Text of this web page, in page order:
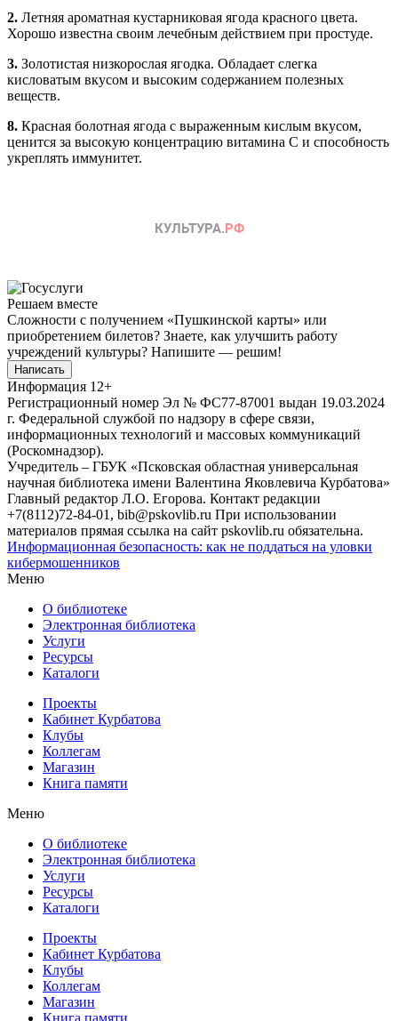
2. Летняя ароматная кустарниковая ягода красного цвета.
Хорошо известна своим лечебным действием при простуде.
3. Золотистая низкорослая ягодка. Обладает слегка
кисловатым вкусом и высоким содержанием полезных
веществ.
8. Красная болотная ягода с выраженным кислым вкусом,
ценится за высокую концентрацию витамина C и способность
укреплять иммунитет.
Решаем вместе
Сложности с получением «Пушкинской карты» или
приобретением билетов? Знаете, как улучшить работу
учреждений культуры? Напишите — решим!
Написать
Информация 12+
Регистрационный номер Эл № ФС77-87001 выдан 19.03.2024
г. Федеральной службой по надзору в сфере связи,
информационных технологий и массовых коммуникаций
(Роскомнадзор).
Учредитель – ГБУК «Псковская областная универсальная
научная библиотека имени Валентина Яковлевича Курбатова»
Главный редактор Л.О. Егорова. Контакт редакции
+7(8112)72-84-01, bib@pskovlib.ru При использовании
материалов прямая ссылка на сайт pskovlib.ru обязательна.
Информационная безопасность: как не поддаться на уловки
кибермошенников
Меню
О библиотеке
Электронная библиотека
Услуги
Ресурсы
Каталоги
Проекты
Кабинет Курбатова
Клубы
Коллегам
Магазин
Книга памяти
Меню
О библиотеке
Электронная библиотека
Услуги
Ресурсы
Каталоги
Проекты
Кабинет Курбатова
Клубы
Коллегам
Магазин
Книга памяти